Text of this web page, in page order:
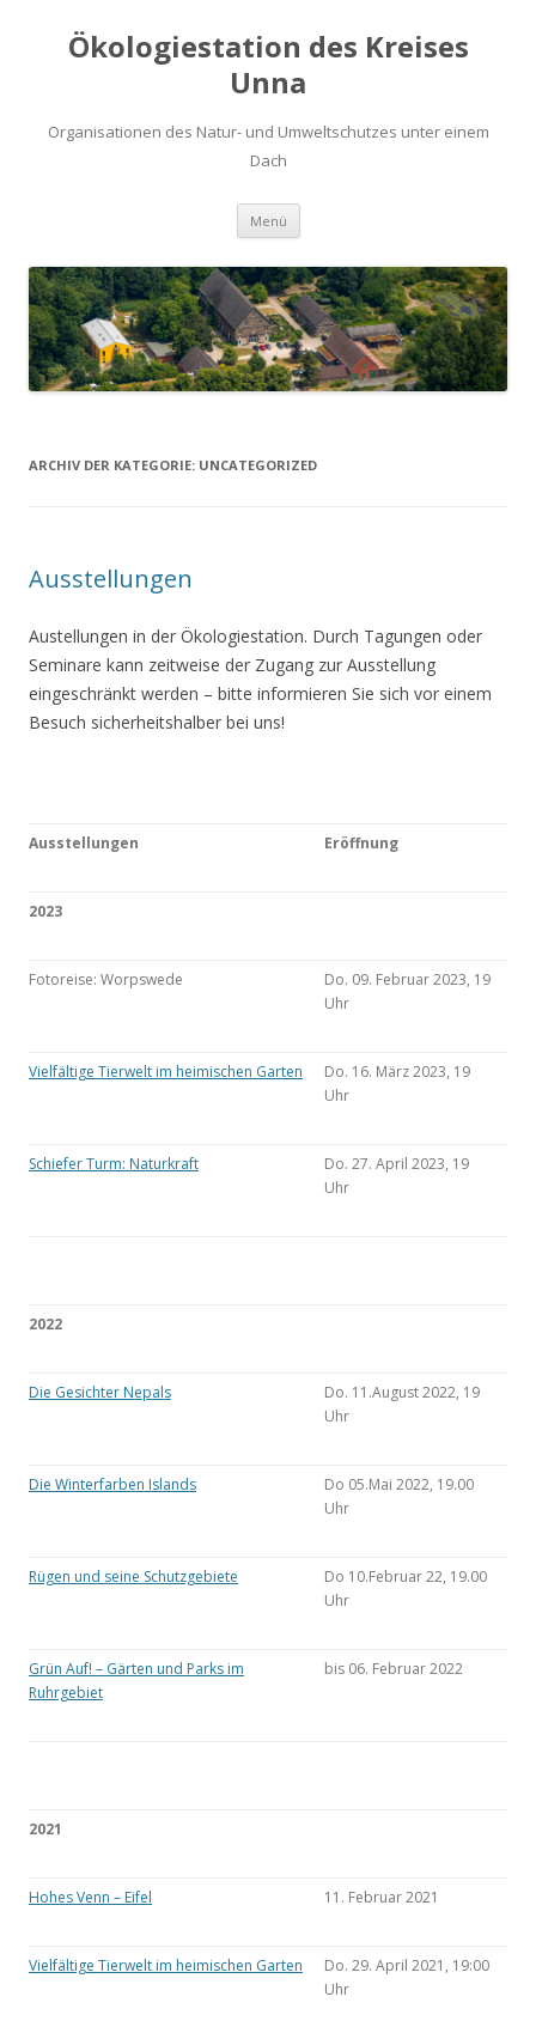
Ökologiestation des Kreises
Unna
Organisationen des Natur- und Umweltschutzes unter einem
Dach
Menü Zum
springen
ARCHIV DER KATEGORIE: UNCATEGORIZED
Ausstellungen
Austellungen in der Ökologiestation. Durch Tagungen oder
Seminare kann zeitweise der Zugang zur Ausstellung
eingeschränkt werden – bitte informieren Sie sich vor einem
Besuch sicherheitshalber bei uns!
Ausstellungen Eröffnung
2023
Fotoreise: Worpswede
Do. 09. Februar 2023, 19
Uhr
Vielfältige Tierwelt im heimischen Garten
Do. 16. März 2023, 19
Uhr
Schiefer Turm: Naturkraft
Do. 27. April 2023, 19
Uhr
2022
Die Gesichter Nepals
Do. 11.August 2022, 19
Uhr
Die Winterfarben Islands
Do 05.Mai 2022, 19.00
Uhr
Rügen und seine Schutzgebiete
Do 10.Februar 22, 19.00
Uhr
Grün Auf! – Gärten und Parks im
Ruhrgebiet
bis 06. Februar 2022
2021
Hohes Venn – Eifel 11. Februar 2021
Vielfältige Tierwelt im heimischen Garten
Do. 29. April 2021, 19:00
Uhr